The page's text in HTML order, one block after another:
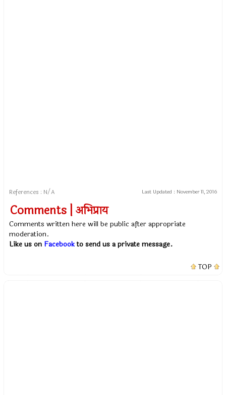
References : N/A Last Updated : November 11, 2016
Comments | अभिप्राय
Comments written here will be public after appropriate
moderation.
Like us on Facebookto send us a private message.
TOP